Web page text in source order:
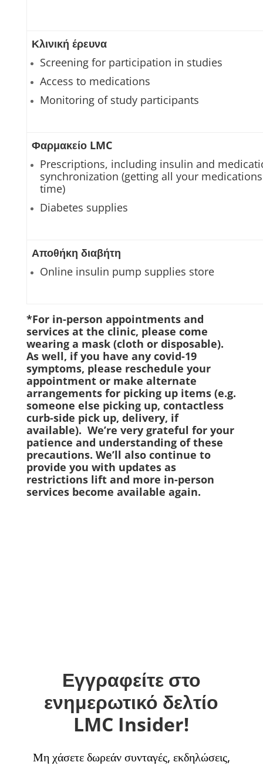
Κλινική έρευνα
Screening for participation in studies
Access to medications
Monitoring of study participants
Φαρμακείο LMC
Prescriptions, including insulin and
synchronization (getting all your
time)
Diabetes supplies
Αποθήκη διαβήτη
Online insulin pump supplies store
*For in-person appointments and
services at the clinic, please come
wearing a mask (cloth or disposable).
As well, if you have any covid-19
symptoms, please reschedule your
appointment or make alternate
arrangements for picking up items (e.g.
someone else picking up, contactless
curb-side pick up, delivery, if
available). We’re very grateful for your
patience and understanding of these
precautions. We’ll also continue to
provide you with updates as
restrictions lift and more in-person
services become available again.
Εγγραφείτε στο
ενημερωτικό δελτίο
LMC Insider!
Μη χάσετε δωρεάν συνταγές, εκδηλώσεις,